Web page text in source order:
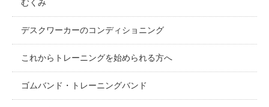
むくみ
デスクワーカーのコンディショニング
これからトレーニングを始められる方へ
ゴムバンド・トレーニングバンド